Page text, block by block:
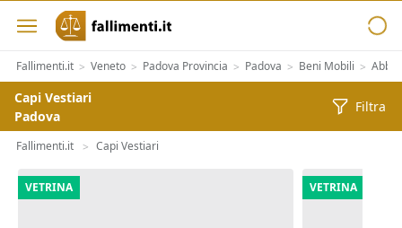
Fallimenti.it > Veneto > Padova Provincia > Padova > Beni Mobili >
Capi Vestiari
Padova
Filtra
Fallimenti.it > Capi Vestiari
VETRINA VETRINA